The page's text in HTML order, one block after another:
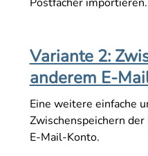
Variante 2:
anderem E-
Eine weitere einfache
Zwischenspeichern
E-Mail-Konto.